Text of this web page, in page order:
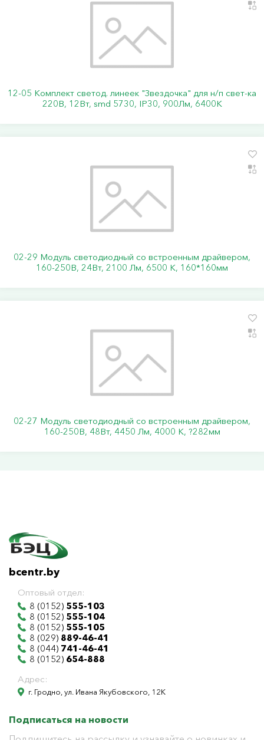
12-05 Комплект светод. линеек "Звездочка" для н/п свет-ка
220В, 12Вт, smd 5730, IP30, 900Лм, 6400К
02-29 Модуль светодиодный со встроенным драйвером,
160-250В, 24Вт, 2100 Лм, 6500 К, 160*160мм
02-27 Модуль светодиодный со встроенным драйвером,
160-250В, 48Вт, 4450 Лм, 4000 К, ?282мм
bcentr.by
Оптовый отдел:
8 (0152) 555-103
8 (0152) 555-104
8 (0152) 555-105
8 (029) 889-46-41
8 (044) 741-46-41
8 (0152) 654-888
Адрес:
г. Гродно, ул. Ивана Якубовского, 12К
Подписаться на новости